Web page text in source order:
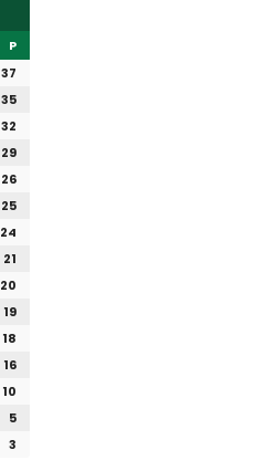
P
37
35
32
29
26
25
24
21
20
19
18
16
10
5
3